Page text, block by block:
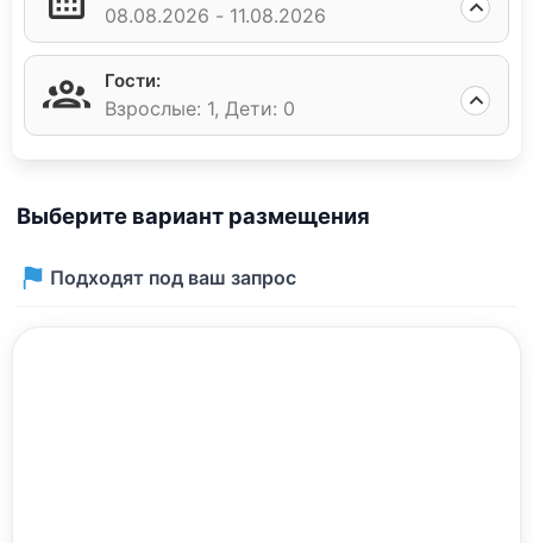
08.08.2026 - 11.08.2026
Гости:
Взрослые: 1, Дети: 0
Выберите вариант размещения
Подходят под ваш запрос